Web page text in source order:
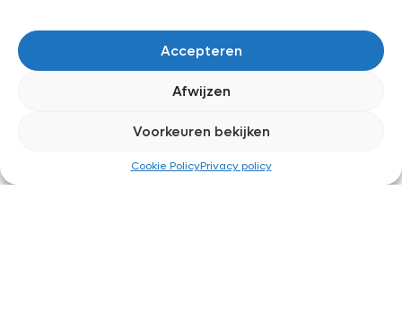
Accepteren
Afwijzen
Voorkeuren bekijken
Cookie PolicyPrivacy policy